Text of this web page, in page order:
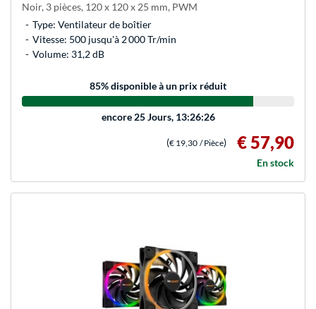
Noir, 3 pièces, 120 x 120 x 25 mm, PWM
Type: Ventilateur de boîtier
Vitesse: 500 jusqu'à 2 000 Tr/min
Volume: 31,2 dB
85% disponible à un prix réduit
encore 25 Jours, 13:26:26
(€ 19,30 / Pièce) € 57,90
En stock